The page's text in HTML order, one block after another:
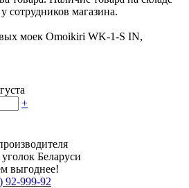
сотрудников магазина.
моек Omoikiri WK-1-S IN,
+
Беларуси
выгоднее!
92-999-92